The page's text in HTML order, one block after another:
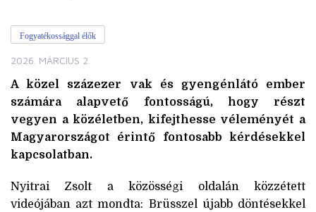
Fogyatékossággal élők
2026. MÁRCIUS 2.
A közel százezer vak és gyengénlátó ember
számára alapvető fontosságú, hogy részt
vegyen a közéletben, kifejthesse véleményét a
Magyarországot érintő fontosabb kérdésekkel
kapcsolatban.
Nyitrai Zsolt a közösségi oldalán közzétett
videójában azt mondta: Brüsszel újabb döntésekkel